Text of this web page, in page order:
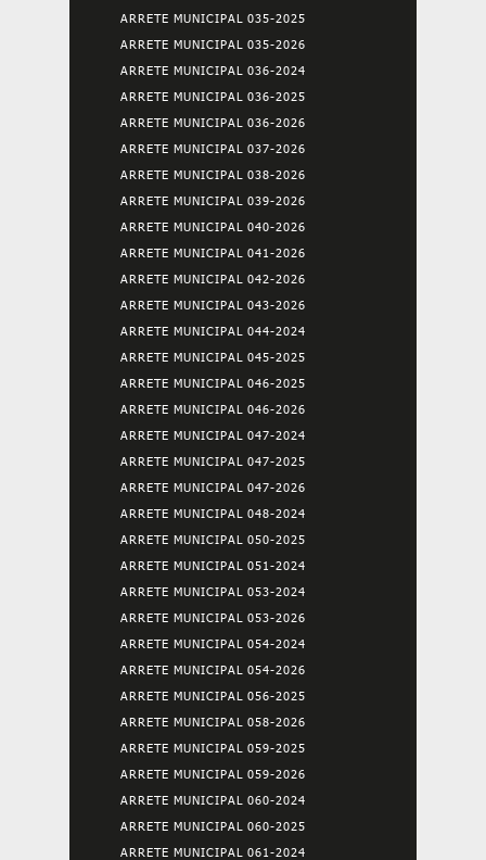
ARRETE MUNICIPAL 035-2025
ARRETE MUNICIPAL 035-2026
ARRETE MUNICIPAL 036-2024
ARRETE MUNICIPAL 036-2025
ARRETE MUNICIPAL 036-2026
ARRETE MUNICIPAL 037-2026
ARRETE MUNICIPAL 038-2026
ARRETE MUNICIPAL 039-2026
ARRETE MUNICIPAL 040-2026
ARRETE MUNICIPAL 041-2026
ARRETE MUNICIPAL 042-2026
ARRETE MUNICIPAL 043-2026
ARRETE MUNICIPAL 044-2024
ARRETE MUNICIPAL 045-2025
ARRETE MUNICIPAL 046-2025
ARRETE MUNICIPAL 046-2026
ARRETE MUNICIPAL 047-2024
ARRETE MUNICIPAL 047-2025
ARRETE MUNICIPAL 047-2026
ARRETE MUNICIPAL 048-2024
ARRETE MUNICIPAL 050-2025
ARRETE MUNICIPAL 051-2024
ARRETE MUNICIPAL 053-2024
ARRETE MUNICIPAL 053-2026
ARRETE MUNICIPAL 054-2024
ARRETE MUNICIPAL 054-2026
ARRETE MUNICIPAL 056-2025
ARRETE MUNICIPAL 058-2026
ARRETE MUNICIPAL 059-2025
ARRETE MUNICIPAL 059-2026
ARRETE MUNICIPAL 060-2024
ARRETE MUNICIPAL 060-2025
ARRETE MUNICIPAL 061-2024